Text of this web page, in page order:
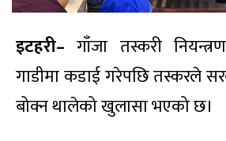
इटहरी– गाँजा तस्करी
गाडीमा कडाई गरेपछि तस्करले
बोक्न थालेको खुलासा भएको छ।